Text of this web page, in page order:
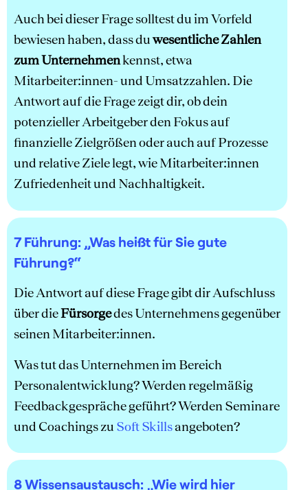
Auch bei dieser Frage solltest du im Vorfeld
bewiesen haben, dass duwesentliche Zahlen
zum Unternehmenkennst, etwa
Mitarbeiter:innen- und Umsatzzahlen. Die
Antwort auf die Frage zeigt dir, ob dein
potenzieller Arbeitgeber den Fokus auf
finanzielle Zielgrößen oder auch auf Prozesse
und relative Ziele legt, wie Mitarbeiter:innen
Zufriedenheit und Nachhaltigkeit.
7 Führung: „Was heißt für Sie gute
Führung?“
Die Antwort auf diese Frage gibt dir Aufschluss
über dieFürsorgedes Unternehmens gegenüber
seinen Mitarbeiter:innen.
Was tut das Unternehmen im Bereich
Personalentwicklung? Werden regelmäßig
Feedbackgespräche geführt? Werden Seminare
und Coachings zu Soft Skillsangeboten?
8 Wissensaustausch: „Wie wird hier